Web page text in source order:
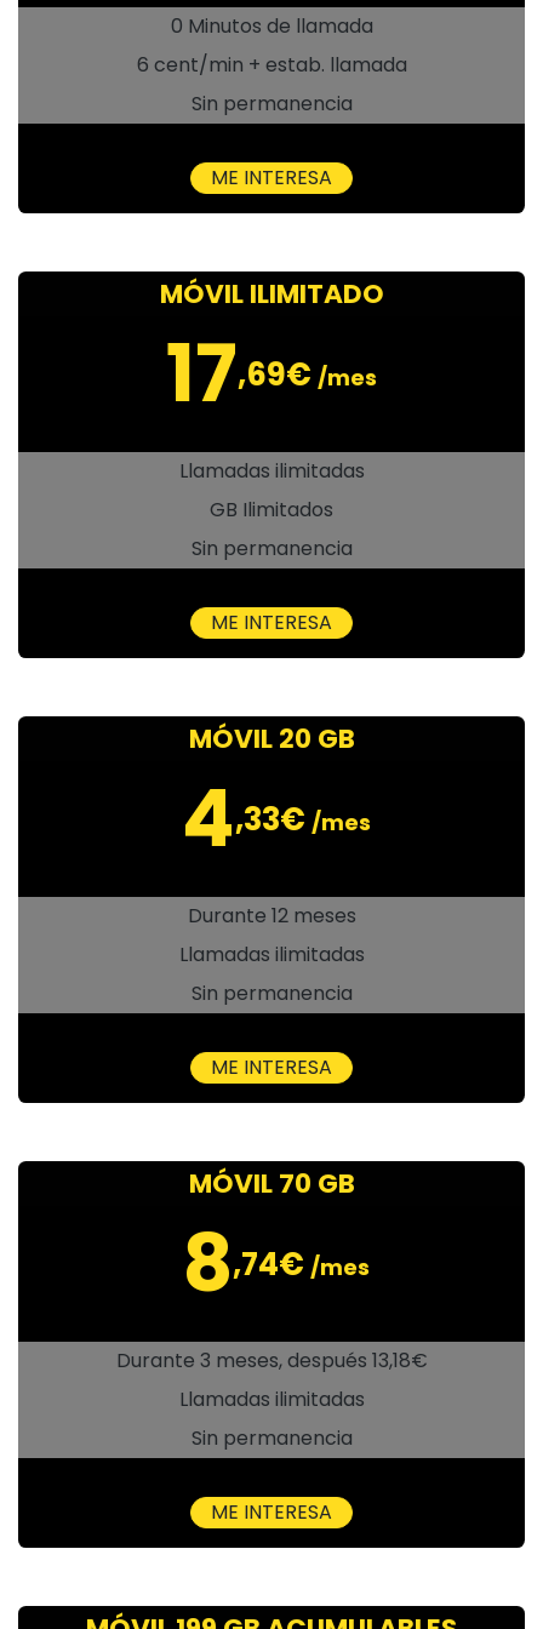
0 Minutos de llamada
6 cent/min + estab. llamada
Sin permanencia
ME INTERESA
MÓVIL ILIMITADO
17,69€ /mes
Llamadas ilimitadas
GB Ilimitados
Sin permanencia
ME INTERESA
MÓVIL 20 GB
4,33€ /mes
Durante 12 meses
Llamadas ilimitadas
Sin permanencia
ME INTERESA
MÓVIL 70 GB
8,74€ /mes
Durante 3 meses, después 13,18€
Llamadas ilimitadas
Sin permanencia
ME INTERESA